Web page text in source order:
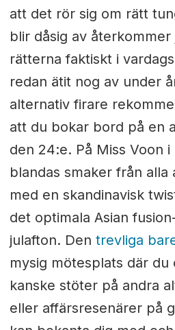
att det rör sig om rätt
blir dåsig av återkommer
rätterna faktiskt i
redan ätit nog av under
alternativ firare
att du bokar bord på en
den 24:e. På Miss Voon
blandas smaker från alla
med en skandinavisk
det optimala Asian
julafton. Den trevliga
mysig mötesplats där
kanske stöter på andra
eller affärsresenärer på